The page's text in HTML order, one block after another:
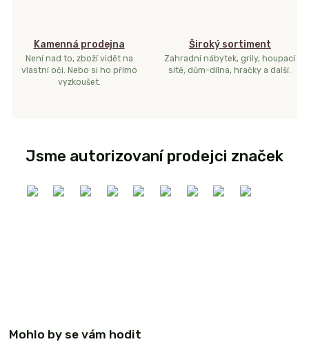
Kamenná prodejna
Není nad to, zboží vidět na
vlastní oči. Nebo si ho přímo
vyzkoušet.
Široký sortiment
Zahradní nábytek, grily, houpací
sítě, dům-dílna, hračky a další.
Jsme autorizovaní prodejci značek
Mohlo by se vám hodit